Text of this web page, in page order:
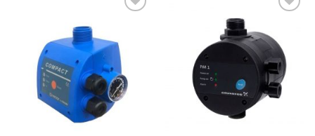
lista de
deseos
lista de
deseos